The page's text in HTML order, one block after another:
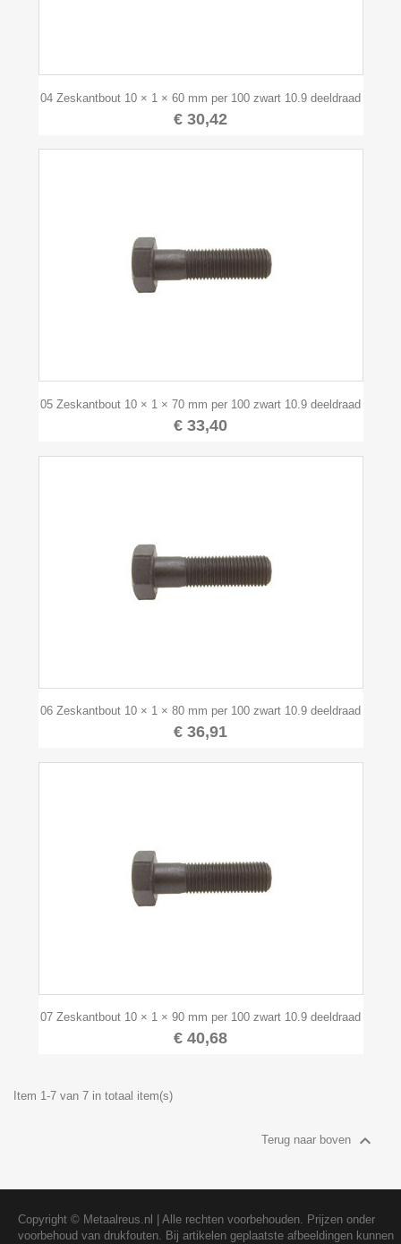
04 Zeskantbout 10 × 1 × 60 mm per 100 zwart 10.9 deeldraad
€ 30,42
05 Zeskantbout 10 × 1 × 70 mm per 100 zwart 10.9 deeldraad
€ 33,40
06 Zeskantbout 10 × 1 × 80 mm per 100 zwart 10.9 deeldraad
€ 36,91
07 Zeskantbout 10 × 1 × 90 mm per 100 zwart 10.9 deeldraad
€ 40,68
Item 1-7 van 7 in totaal item(s)
Terug naar boven 
Copyright © Metaalreus.nl
| Alle rechten voorbehouden. Prijzen onder
voorbehoud van drukfouten. Bij artikelen geplaatste afbeeldingen kunnen